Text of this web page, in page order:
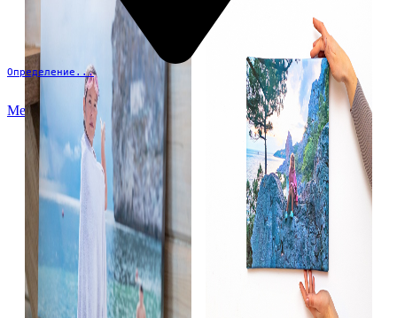
Определение...
Меню